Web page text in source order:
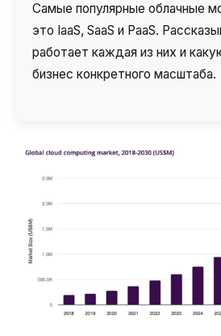
Телефонная аналитика для
Viber-рассылки
Самые популярные облачные
это IaaS, SaaS и PaaS.
работает каждая из них и
бизнес конкретного масштаба.